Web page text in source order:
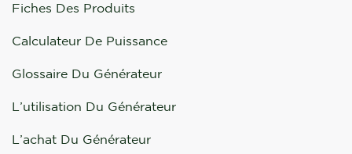
Fiches Des Produits
Calculateur De Puissance
Glossaire Du Générateur
L’utilisation Du Générateur
L’achat Du Générateur